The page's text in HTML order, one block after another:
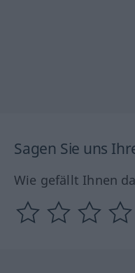
Sagen Sie uns
Wie gefällt Ihnen